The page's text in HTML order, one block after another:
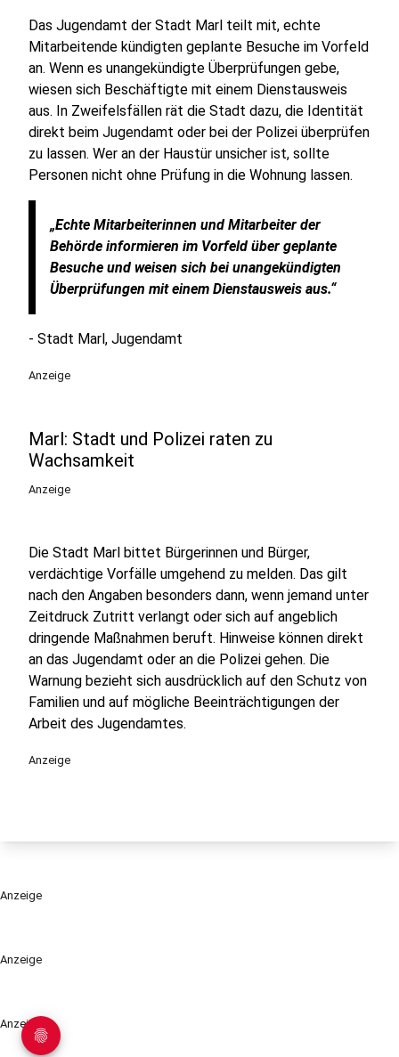
Anzeige
Anzeige
Das Jugendamt der Stadt Marl teilt mit, echte
Mitarbeitende kündigten geplante Besuche im Vorfeld
an. Wenn es unangekündigte Überprüfungen gebe,
wiesen sich Beschäftigte mit einem Dienstausweis
aus. In Zweifelsfällen rät die Stadt dazu, die Identität
direkt beim Jugendamt oder bei der Polizei überprüfen
zu lassen. Wer an der Haustür unsicher ist, sollte
Personen nicht ohne Prüfung in die Wohnung lassen.
„Echte Mitarbeiterinnen und Mitarbeiter der
Behörde informieren im Vorfeld über geplante
Besuche und weisen sich bei unangekündigten
Überprüfungen mit einem Dienstausweis aus.“
- Stadt Marl, Jugendamt
Anzeige
Marl: Stadt und Polizei raten zu
Wachsamkeit
Anzeige
Die Stadt Marl bittet Bürgerinnen und Bürger,
verdächtige Vorfälle umgehend zu melden. Das gilt
nach den Angaben besonders dann, wenn jemand unter
Zeitdruck Zutritt verlangt oder sich auf angeblich
dringende Maßnahmen beruft. Hinweise können direkt
an das Jugendamt oder an die Polizei gehen. Die
Warnung bezieht sich ausdrücklich auf den Schutz von
Familien und auf mögliche Beeinträchtigungen der
Arbeit des Jugendamtes.
Anzeige
Anzeige